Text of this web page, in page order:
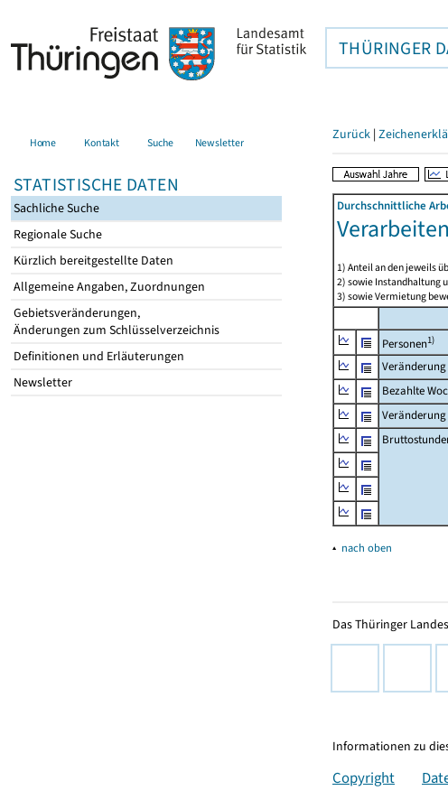
THÜRINGER
Home Kontakt Suche Newsletter
STATISTISCHE DATEN
Sachliche Suche
Regionale Suche
Kürzlich bereitgestellte Daten
Allgemeine Angaben, Zuordnungen
Gebietsveränderungen,
Änderungen zum Schlüsselverzeichnis
Definitionen und Erläuterungen
Newsletter
Zurück |
Durchschnittliche
1) Anteil an den jeweils
2) sowie Instandhaltung
3) sowie Vermietung
Personen1)
Bezahlte
▴ nach oben
Das Thüringer
Informationen zu
Copyright